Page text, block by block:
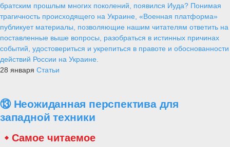
братским прошлым многих поколений, появился Иуда? Понимая
трагичность происходящего на Украине, «Военная платформа»
публикует материалы, позволяющие нашим читателям ответить на
поставленные выше вопросы, разобраться в истинных причинах
событий, удостовериться и укрепиться в правоте и обоснованности
действий России на Украине.
28 января Статьи
⑬ Неожиданная перспектива для
западной техники
Самое читаемое